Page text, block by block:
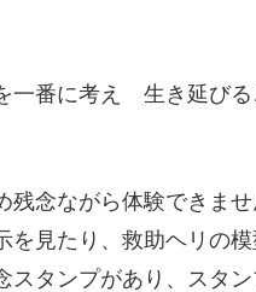
一番に考え 生き延び
念ながら体験できま
を見たり、救助ヘリの
タンプがあり、スタン